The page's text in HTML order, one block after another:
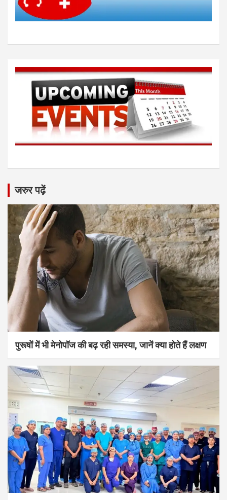
जरुर पढ़ें
पुरूषों में भी मेनोपॉज की बढ़ रही समस्या, जानें क्या होते हैं लक्षण